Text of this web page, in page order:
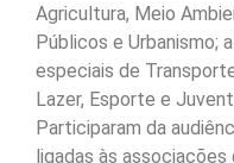
Agricultura, Meio
Públicos e Urbanismo;
especiais de
Lazer, Esporte e
Participaram da
ligadas às